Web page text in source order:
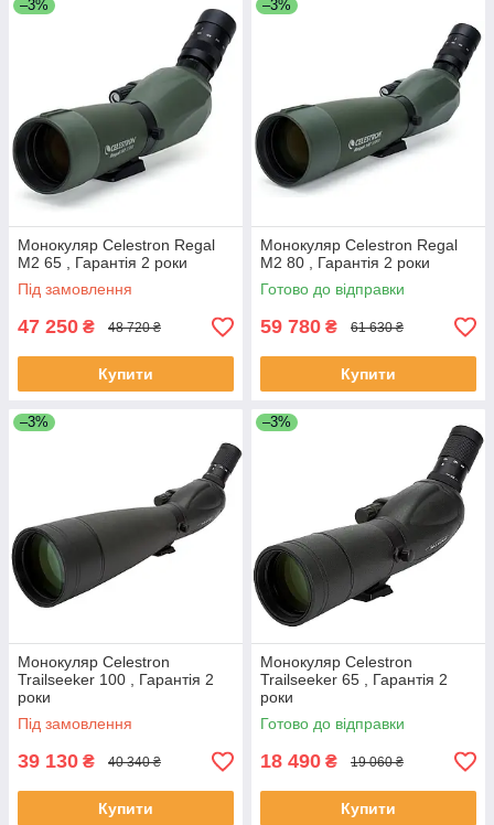
–3%
Монокуляр Celestron Regal
M2 65 , Гарантія 2 роки
Під замовлення
47 250 ₴ 48 720 ₴
Купити
–3%
Монокуляр Celestron Regal
M2 80 , Гарантія 2 роки
Готово до відправки
59 780 ₴ 61 630 ₴
Купити
–3%
Монокуляр Celestron
Trailseeker 100 , Гарантія 2
роки
Під замовлення
39 130 ₴ 40 340 ₴
Купити
–3%
Монокуляр Celestron
Trailseeker 65 , Гарантія 2
роки
Готово до відправки
18 490 ₴ 19 060 ₴
Купити